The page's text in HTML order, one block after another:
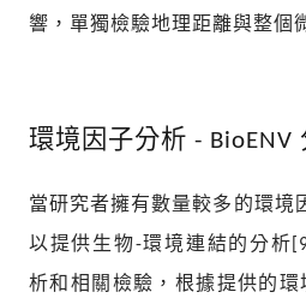
響，單獨檢驗地理距離與整個
環境因子分析 - BioENV
當研究者擁有數量較多的環境
以提供生物-環境連結的分析
析和相關檢驗，根據提供的